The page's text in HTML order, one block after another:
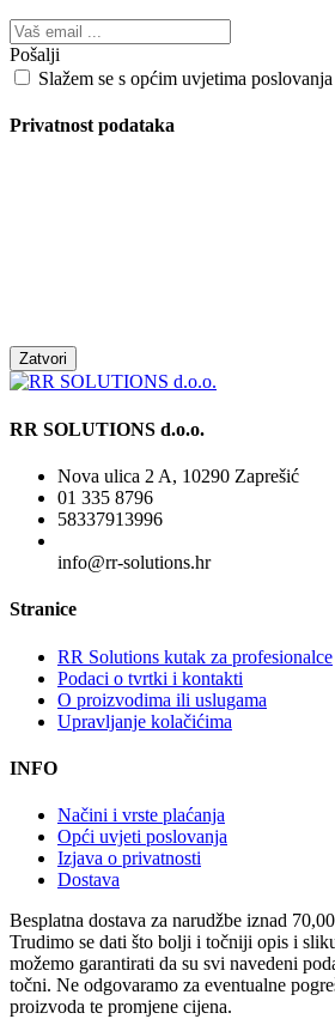
Pošalji
Slažem se s općim uvjetima poslovanja
Privatnost podataka
Zatvori
RR SOLUTIONS d.o.o.
Nova ulica 2 A, 10290 Zaprešić
01 335 8796
58337913996
info@rr-solutions.hr
Stranice
RR Solutions kutak za profesionalce
Podaci o tvrtki i kontakti
O proizvodima ili uslugama
Upravljanje kolačićima
INFO
Načini i vrste plaćanja
Opći uvjeti poslovanja
Izjava o privatnosti
Dostava
Besplatna dostava za narudžbe iznad
Trudimo se dati što bolji i točniji opis i
možemo garantirati da su svi navedeni
točni. Ne odgovaramo za eventualne
proizvoda te promjene cijena.